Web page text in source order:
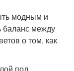
модным и
между
о том, как
под